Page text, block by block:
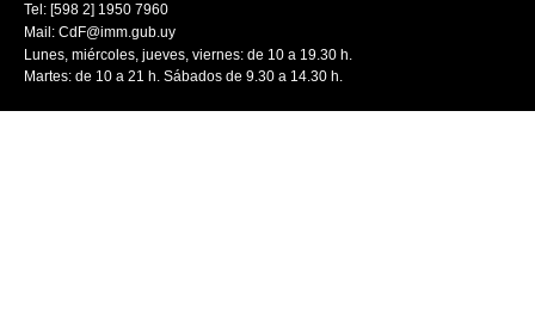
Tel: [598 2] 1950 7960
Mail: CdF@imm.gub.uy
Lunes, miércoles, jueves, viernes: de 10 a 19.30 h.
Martes: de 10 a 21 h. Sábados de 9.30 a 14.30 h.